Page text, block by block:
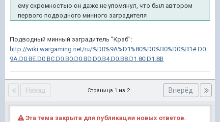
ему скромностью он даже не упомянул, что был автором
первого подводного минного заградителя
Подводный минный заградитель "Краб":
http://wiki.wargaming.net/ru/%D0%9A%D1%80%D0%B0%D0%B1#.D0.
9A.D0.BE.D0.BC.D0.B0.D0.BD.D0.B4.D0.B8.D1.80.D1.8B
Назад Вперёд
Страница 1 из 2
Эта тема закрыта для публикации новых ответов.